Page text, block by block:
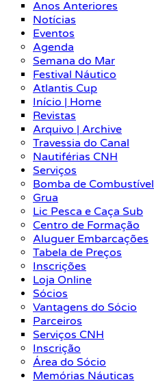
Anos Anteriores
Notícias
Eventos
Agenda
Semana do Mar
Festival Náutico
Atlantis Cup
Início | Home
Revistas
Arquivo | Archive
Travessia do Canal
Nautiférias CNH
Serviços
Bomba de Combustível
Grua
Lic Pesca e Caça Sub
Centro de Formação
Aluguer Embarcações
Tabela de Preços
Inscrições
Loja Online
Sócios
Vantagens do Sócio
Parceiros
Serviços CNH
Inscrição
Área do Sócio
Memórias Náuticas